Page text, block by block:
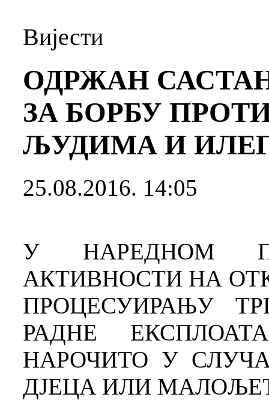
Вијести
ОДРЖАН
ЗА БОРБУ
ЉУДИМА И
25.08.2016. 14:05
У НАРЕДНОМ
АКТИВНОСТИ НА
ПРОЦЕСУИРАЊУ
РАДНЕ
НАРОЧИТО У
ДЈЕЦА ИЛИ